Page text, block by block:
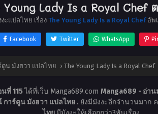
Young Lady Is a Royal Chef
ะแปลไทย เรื่อง The Young Lady Is a Royal Chefอัพ
Facebook Twitter WhatsApp
ตูน มังฮวา แปลไทย › The Young Lady Is a Royal Chef
นที่ 115ได้ที่เว็บ Manga689.com Manga689 - อ่า
การ์ตูน มังฮวา แปลไทย . ยังมีมังงะอีกจำนวนมาก